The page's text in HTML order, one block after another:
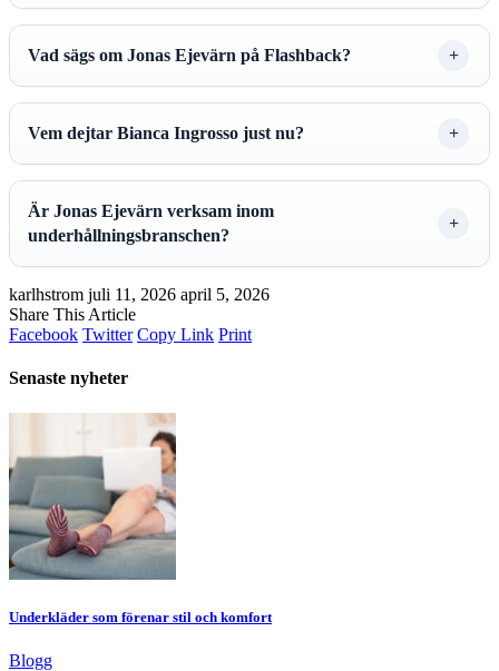
Vad sägs om Jonas Ejevärn på Flashback?
Vem dejtar Bianca Ingrosso just nu?
Är Jonas Ejevärn verksam inom
underhållningsbranschen?
karlhstrom juli 11, 2026 april 5, 2026
Share This Article
Facebook Twitter Copy Link Print
Senaste nyheter
Underkläder som förenar stil och komfort
Blogg